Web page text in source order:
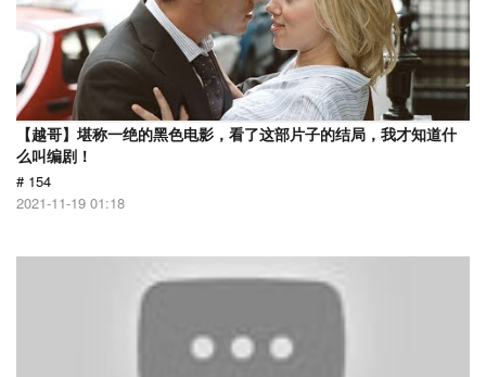
【越哥】堪称一绝的黑色电影，看了这部片子的结局，我才知道什
么叫编剧！
# 154
2021-11-19 01:18